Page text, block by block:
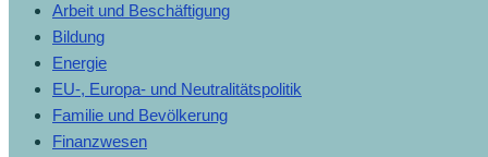
Arbeit und Beschäftigung
Bildung
Energie
EU-, Europa- und Neutralitätspolitik
Familie und Bevölkerung
Finanzwesen